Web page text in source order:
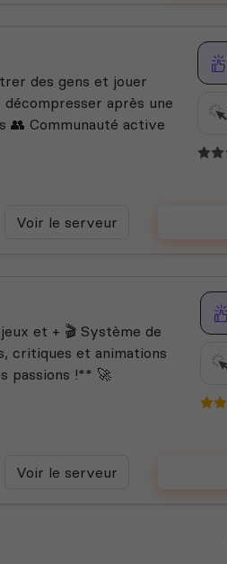
des gens et jouer
après une
👥 Communauté active
Voir le serveur
et + 🎬 Système de
critiques et animations
passions !** 🚀
Voir le serveur